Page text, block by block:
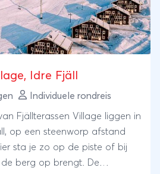
Idre Fjäll
Individuele rondreis
Fjällterassen Village liggen in
op een steenworp afstand
sta je zo op de piste of bij
berg op brengt. De